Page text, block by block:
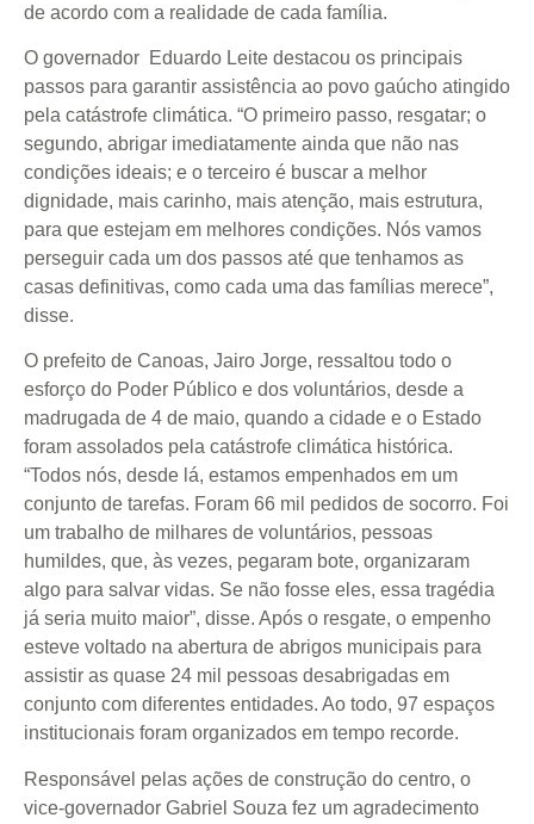
de acordo com a realidade de cada família.
O governador Eduardo Leite destacou os principais
passos para garantir assistência ao povo gaúcho atingido
pela catástrofe climática. “O primeiro passo, resgatar; o
segundo, abrigar imediatamente ainda que não nas
condições ideais; e o terceiro é buscar a melhor
dignidade, mais carinho, mais atenção, mais estrutura,
para que estejam em melhores condições. Nós vamos
perseguir cada um dos passos até que tenhamos as
casas definitivas, como cada uma das famílias merece”,
disse.
O prefeito de Canoas, Jairo Jorge, ressaltou todo o
esforço do Poder Público e dos voluntários, desde a
madrugada de 4 de maio, quando a cidade e o Estado
foram assolados pela catástrofe climática histórica.
“Todos nós, desde lá, estamos empenhados em um
conjunto de tarefas. Foram 66 mil pedidos de socorro. Foi
um trabalho de milhares de voluntários, pessoas
humildes, que, às vezes, pegaram bote, organizaram
algo para salvar vidas. Se não fosse eles, essa tragédia
já seria muito maior”, disse. Após o resgate, o empenho
esteve voltado na abertura de abrigos municipais para
assistir as quase 24 mil pessoas desabrigadas em
conjunto com diferentes entidades. Ao todo, 97 espaços
institucionais foram organizados em tempo recorde.
Responsável pelas ações de construção do centro, o
vice-governador Gabriel Souza fez um agradecimento